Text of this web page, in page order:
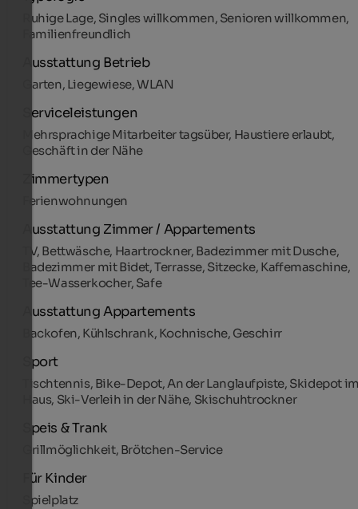
Ruhige Lage, Singles willkommen, Senioren willkommen,
Familienfreundlich
Ausstattung Betrieb
Garten, Liegewiese, WLAN
Serviceleistungen
Mehrsprachige Mitarbeiter tagsüber, Haustiere erlaubt,
Geschäft in der Nähe
Zimmertypen
Ferienwohnungen
Ausstattung Zimmer / Appartements
TV, Bettwäsche, Haartrockner, Badezimmer mit Dusche,
Badezimmer mit Bidet, Terrasse, Sitzecke, Kaffemaschine,
Tee-Wasserkocher, Safe
Ausstattung Appartements
Backofen, Kühlschrank, Kochnische, Geschirr
Sport
Tischtennis, Bike-Depot, An der Langlaufpiste, Skidepot
Haus, Ski-Verleih in der Nähe, Skischuhtrockner
Speis & Trank
Grillmöglichkeit, Brötchen-Service
Für Kinder
Spielplatz